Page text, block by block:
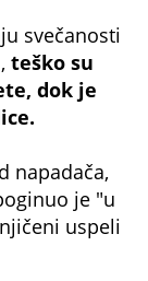
teško su
dok je
je "u
uspeli